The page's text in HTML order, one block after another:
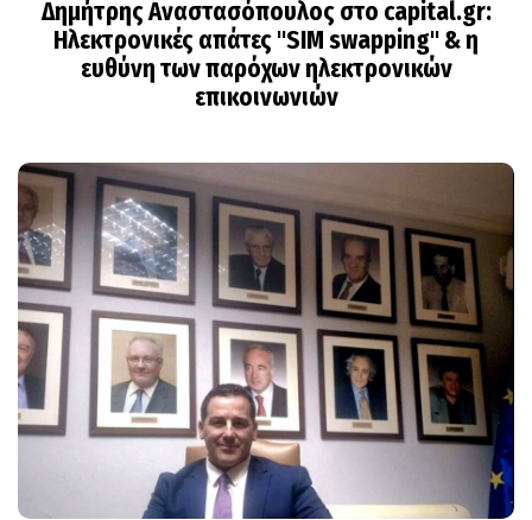
Δημήτρης Αναστασόπουλος στο capital.gr:
Ηλεκτρονικές απάτες "SIM swapping" & η
ευθύνη των παρόχων ηλεκτρονικών
επικοινωνιών